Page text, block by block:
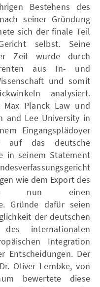
Bestehens des
seiner Gründung
sich der finale Teil
selbst. Seine
Zeit wurde durch
aus In- und
und somit
analysiert.
Planck Law und
and Lee University in
Eingangsplädoyer
auf das deutsche
in seinem Statement
wie dem Export des
nun einen
Gründe dafür seien
der deutschen
internationalen
Integration
Entscheidungen. Der
Oliver Lembke, von
bewertete diese